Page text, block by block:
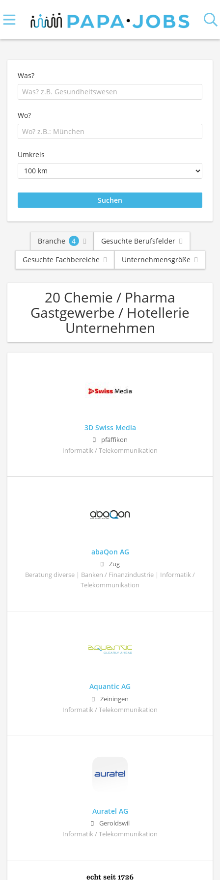
Was?
Wo?
Umkreis
Branche 4
Gesuchte Berufsfelder
Gesuchte Fachbereiche
Unternehmensgröße
20 Chemie / Pharma
Gastgewerbe / Hotellerie
Unternehmen
3D Swiss Media
pfäffikon
Informatik / Telekommunikation
abaQon AG
Zug
Beratung diverse | Banken / Finanzindustrie | Informatik /
Telekommunikation
Aquantic AG
Zeiningen
Informatik / Telekommunikation
Auratel AG
Geroldswil
Informatik / Telekommunikation